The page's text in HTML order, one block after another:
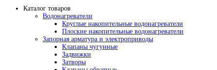
Каталог товаров
Водонагреватели
Круглые накопительные водонагреватели
Плоские накопительные водонагреватели
Запорная арматура и электроприводы
Клапаны чугунные
Задвижки
Затворы